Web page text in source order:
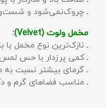
ـ چروک‌نمی‌شود و
مخمل ولوت (Velvet):
ـ نازک‌ترین نوع مخمل با
ـ کمی پرزدار با حس
ـ گرمای بیشتر نسبت به
ـ مناسب فضاهای گرم و